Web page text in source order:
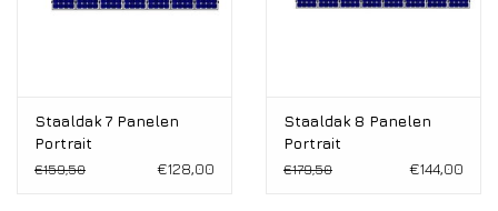
Staaldak 7 Panelen
Portrait
€159,50 €128,00
Staaldak 8 Panelen
Portrait
€179,50 €144,00